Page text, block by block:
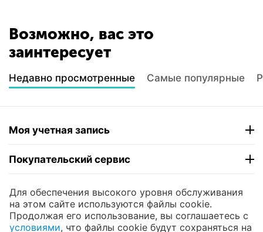
Возможно, вас это
заинтересует
Недавно просмотренные Самые популярные
Моя учетная запись
Покупательский сервис
Контакты
© 2004 - 2026 ЮНИКОМП. На базе CS-Cartи
Для обеспечения высокого уровня обслуживания
на этом сайте используются файлы cookie.
Продолжая его использование, вы соглашаетесь с
условиями, что файлы cookie будут сохраняться на